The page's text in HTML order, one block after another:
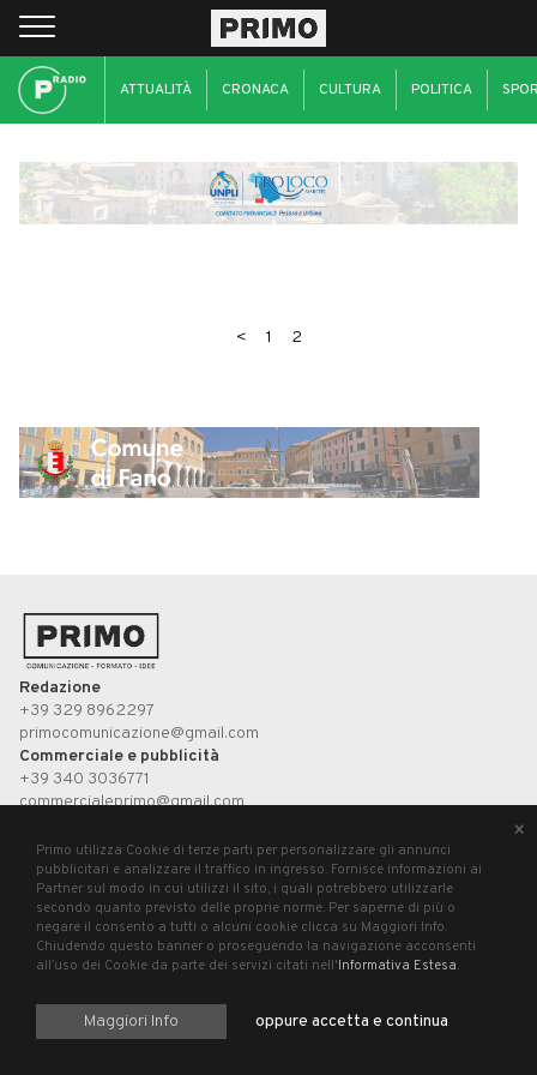
ATTUALITÀ CRONACA CULTURA POLITICA
< 1 2
Redazione
+39 329 8962297
primocomunicazione@gmail.com
Commerciale e pubblicità
+39 340 3036771
commercialeprimo@gmail.com
UP STUDIO
Primo, registrazione presso il Tribunale di Pesaro n°3/2019 del 21 agosto 2019.
P.Iva 02699620411
Primo utilizza Cookie di terze parti per personalizzare gli annunci
pubblicitari e analizzare il traffico in ingresso. Fornisce informazioni ai
Partner sul modo in cui utilizzi il sito, i quali potrebbero utilizzarle
secondo quanto previsto delle proprie norme. Per saperne di più o
negare il consento a tutti o alcuni cookie clicca su Maggiori Info.
Chiudendo questo banner o proseguendo la navigazione acconsenti
all’uso dei Cookie da parte dei servizi citati nell'Informativa Estesa.
Maggiori Info oppure accetta e continua
×